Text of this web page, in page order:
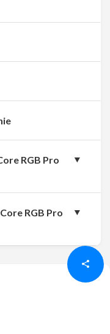
RGB Pro
RGB Pro